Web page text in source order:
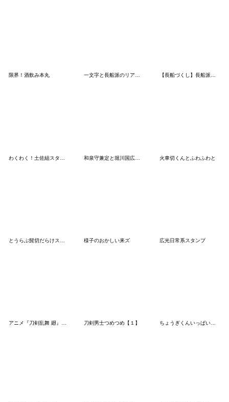
限界！酒飲み本丸 一文字と長船派のリアクションスタンプ 【長船づくし】長船派８振り＋山姥切長義
火車切くんとふわふわと
様子のおかしい来ズ 広光日常系スタンプ
アニメ『刀剣乱舞 廻』虚伝スタンプ 刀剣男士つめつめ【１】 ちょうぎくんいっぱいスタンプ